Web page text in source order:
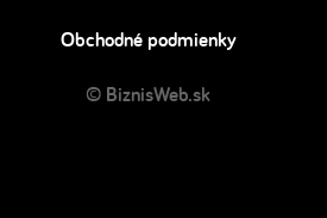
Obchodné podmienky
© BiznisWeb.sk